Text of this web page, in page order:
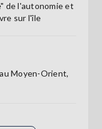
de l'autonomie et
sur l'île
Moyen-Orient,